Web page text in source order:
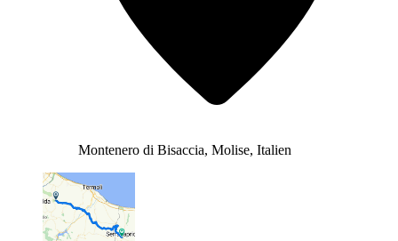
Montenero di Bisaccia, Molise, Italien